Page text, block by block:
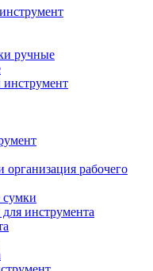
ручные
рабочего
инструмента